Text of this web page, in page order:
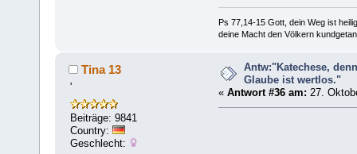
Ps 77,14-15 Gott, dein Weg ist
deine Macht den Völkern
Tina 13
'
Beiträge: 9841
Country:
Geschlecht:
Antw:"Katechese,
Glaube ist wertlos."
« Antwort #36 am: 27.